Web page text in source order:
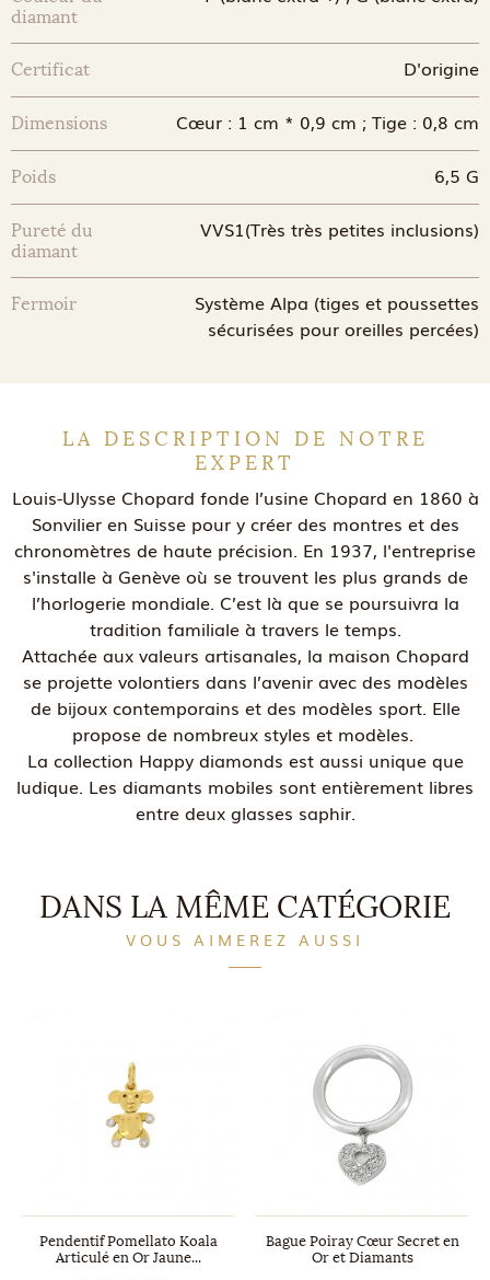
diamant
Certificat D'origine
Dimensions Cœur : 1 cm * 0,9 cm ; Tige : 0,8 cm
Poids 6,5 G
Pureté du
diamant
VVS1(Très très petites inclusions)
Fermoir
Système Alpa (tiges et poussettes
sécurisées pour oreilles percées)
LA DESCRIPTION DE NOTRE
EXPERT
Louis-Ulysse Chopard fonde l’usine Chopard en 1860 à
Sonvilier en Suisse pour y créer des montres et des
chronomètres de haute précision. En 1937, l'entreprise
s'installe à Genève où se trouvent les plus grands de
l’horlogerie mondiale. C’est là que se poursuivra la
tradition familiale à travers le temps.
Attachée aux valeurs artisanales, la maison Chopard
se projette volontiers dans l’avenir avec des modèles
de bijoux contemporains et des modèles sport. Elle
propose de nombreux styles et modèles.
La collection Happy diamonds est aussi unique que
ludique. Les diamants mobiles sont entièrement libres
entre deux glasses saphir.
DANS LA MÊME CATÉGORIE
VOUS AIMEREZ AUSSI
Pendentif Pomellato Koala
Articulé en Or Jaune...
Bague Poiray Cœur Secret en
Or et Diamants